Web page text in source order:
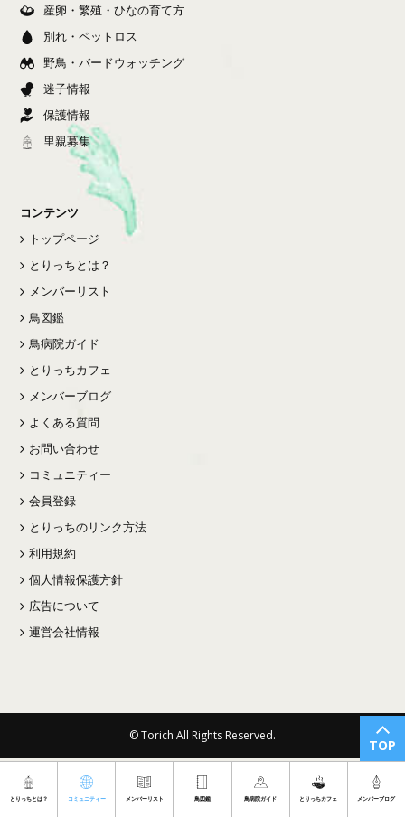
TOP
とりっちとは？ コミュニティー メンバーリスト 鳥図鑑 鳥病院ガイド とりっちカフェ メンバーブログ
産卵・繁殖・ひなの育て方
別れ・ペットロス
野鳥・バードウォッチング
迷子情報
保護情報
里親募集
コンテンツ
トップページ
とりっちとは？
メンバーリスト
鳥図鑑
鳥病院ガイド
とりっちカフェ
メンバーブログ
よくある質問
お問い合わせ
コミュニティー
会員登録
とりっちのリンク方法
利用規約
個人情報保護方針
広告について
運営会社情報
© Torich All Rights Reserved.